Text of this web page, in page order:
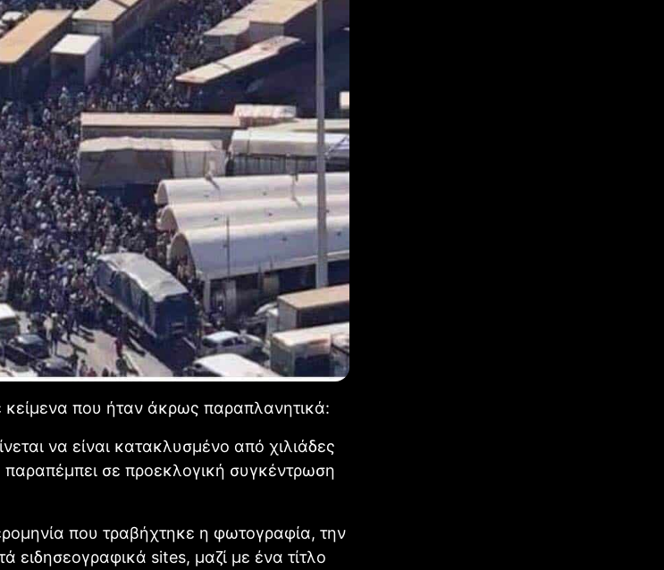
κείμενα που ήταν άκρως παραπλανητικά:
να είναι κατακλυσμένο από χιλιάδες
σε προεκλογική συγκέντρωση
που τραβήχτηκε η φωτογραφία, την
ειδησεογραφικά sites, μαζί με ένα τίτλο